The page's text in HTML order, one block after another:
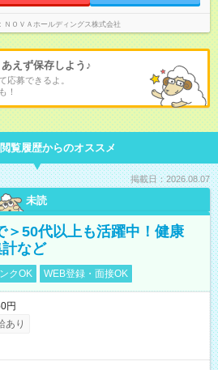
ます。 雇用形態：インターンシップ 給与：
※月途中での入社の場合、その月の月末までは
務になります。
」など、調整しやすい環境です。
ＮＯＶＡホールディングス株式会社
えず保存しよう♪
応募できるよ。
！
覧履歴からのオススメ
掲載日：2026.08.07
未読
＞50代以上も活躍中！健康
など
クOK WEB登録・面接OK
円
あり